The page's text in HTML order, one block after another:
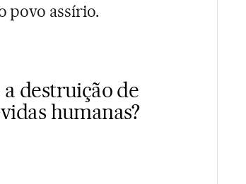
povo assírio.
destruição de
humanas?